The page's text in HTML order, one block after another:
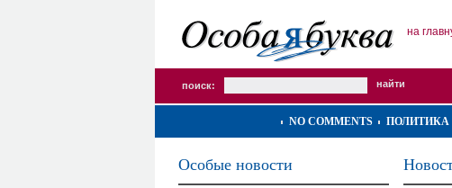
на
поиск:
NO COMMENTS ПОЛИТИКА
Особые новости